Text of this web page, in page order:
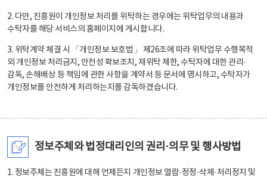
2. 다만, 진흥원이 개인정보 처리를 위탁하는 경우에는 위탁업무의 내용과
수탁자를 해당 서비스의 홈페이지에 게시합니다.
3. 위탁계약 체결 시 「개인정보 보호법」 제26조에 따라 위탁업무 수행목적
외 개인정보 처리금지, 안전성 확보조치, 재위탁 제한, 수탁자에 대한 관리·
감독, 손해배상 등 책임에 관한 사항을 계약서 등 문서에 명시하고, 수탁자가
개인정보를 안전하게 처리하는지를 감독하겠습니다.
정보주체와 법정대리인의 권리·의무 및 행사방법
1. 정보주체는 진흥원에 대해 언제든지 개인정보 열람·정정·삭제·처리정지 및